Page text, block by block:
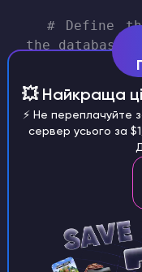
  # Define the address and port for
the database.
used by default
  #   (MySQL: 3306, PostgreSQL: 5432,
MongoDB:
  # - Specify as "host:port" if
LuckPerms
💥 Найкраща
⚡️ Не переплачуйте
сервер усього за